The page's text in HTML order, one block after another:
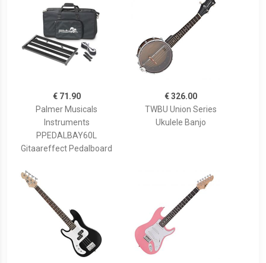
€ 71.90
Palmer Musicals
Instruments
PPEDALBAY60L
Gitaareffect Pedalboard
€ 326.00
TWBU Union Series
Ukulele Banjo